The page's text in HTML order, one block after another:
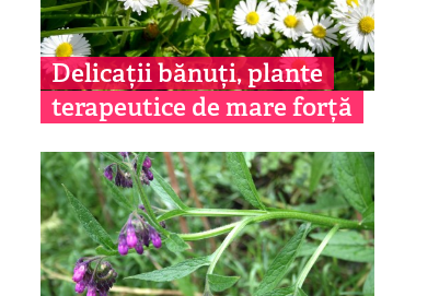
Delicații bănuți, plante
terapeutice de mare forță